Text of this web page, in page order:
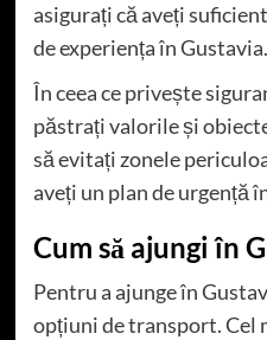
asigurați că aveți
de experiența în Gustavia.
În ceea ce privește
păstrați valorile și
să evitați zonele
aveți un plan de urgență
Cum să ajungi în
Pentru a ajunge în
opțiuni de transport. Cel